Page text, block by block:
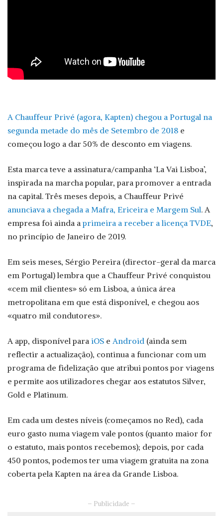
A Chauffeur Privé (agora, Kapten) chegou a Portugal na
segunda metade do mês de Setembro de 2018 e
começou logo a dar 50% de desconto em viagens.
Esta marca teve a assinatura/campanha ‘La Vai Lisboa’,
inspirada na marcha popular, para promover a entrada
na capital. Três meses depois, a Chauffeur Privé
anunciava a chegada a Mafra, Ericeira e Margem Sul. A
empresa foi ainda aprimeira a receber a licença TVDE,
no princípio de Janeiro de 2019.
Em seis meses, Sérgio Pereira (director-geral da marca
em Portugal) lembra que a Chauffeur Privé conquistou
«cem mil clientes» só em Lisboa, a única área
metropolitana em que está disponível, e chegou aos
«quatro mil condutores».
A app, disponível para iOS e Android (ainda sem
reflectir a actualização), continua a funcionar com um
programa de fidelização que atribui pontos por viagens
e permite aos utilizadores chegar aos estatutos Silver,
Gold e Platinum.
Em cada um destes níveis (começamos no Red), cada
euro gasto numa viagem vale pontos (quanto maior for
o estatuto, mais pontos recebemos); depois, por cada
450 pontos, podemos ter uma viagem gratuita na zona
coberta pela Kapten na área da Grande Lisboa.
– Publicidade –